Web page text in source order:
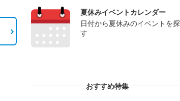
夏休みイベントカレンダー
日付から夏休みのイベントを探
す
おすすめ特集